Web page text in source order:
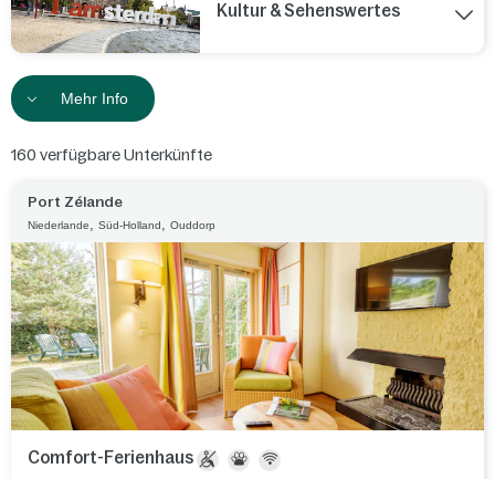
Kultur & Sehenswertes
Mehr Info
160 verfügbare Unterkünfte
Port Zélande
Niederlande Süd-Holland Ouddorp
Comfort-Ferienhaus